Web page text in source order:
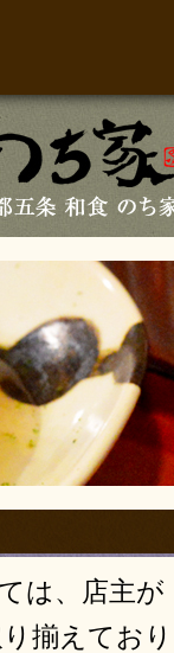
は、店主が
揃えており